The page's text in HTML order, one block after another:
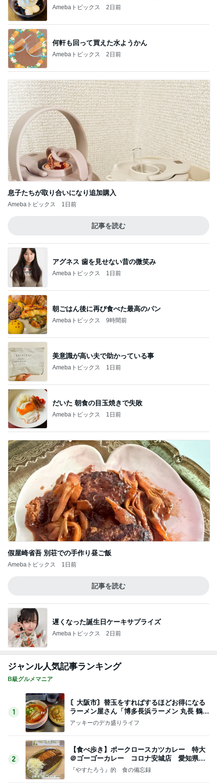
Amebaトピックス 2日前
何軒も回って買えた水ようかん
Amebaトピックス 2日前
息子たちが取り合いになり追加購入
Amebaトピックス 1日前
記事を読む
アグネス 歯を見せない昔の微笑み
Amebaトピックス 1日前
朝ごはん後に再び食べた最高のパン
Amebaトピックス 9時間前
美意識が高い夫で助かっている事
Amebaトピックス 1日前
だいた 朝食の目玉焼きで失敗
Amebaトピックス 1日前
假屋崎省吾 別荘での手作り昼ご飯
Amebaトピックス 1日前
記事を読む
遅くなった誕生日ケーキサプライズ
Amebaトピックス 2日前
ジャンル人気記事ランキング
B級グルメマニア
1
〘大阪市〙替玉をすればするほどお得になる
ラーメン屋さん「博多長浜ラーメン 丸長 鶴見
緑店」
アッキーのデカ盛りライフ
2
【食べ歩き】ポークロースカツカレー 特大
＠ゴーゴーカレー コロナ安城店 愛知県安
城市
『やすたろう』的 食の備忘録